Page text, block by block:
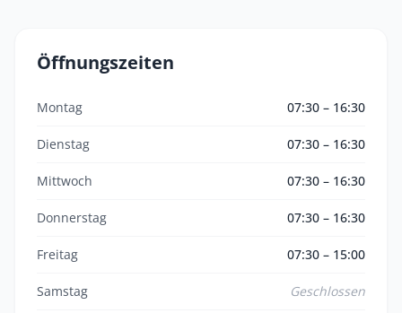
Öffnungszeiten
Montag 07:30 – 16:30
Dienstag 07:30 – 16:30
Mittwoch 07:30 – 16:30
Donnerstag 07:30 – 16:30
Freitag 07:30 – 15:00
Samstag Geschlossen